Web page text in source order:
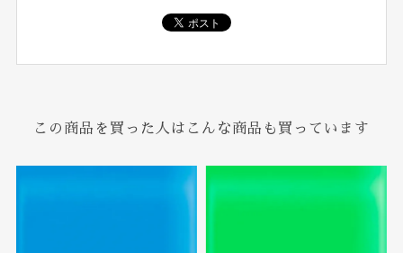
この商品を買った人はこんな商品も買っています